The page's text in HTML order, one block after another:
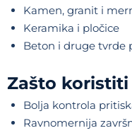
Kamen, granit i
Keramika i pločice
Beton i druge tvrde
Zašto
Bolja kontrola
Ravnomernija